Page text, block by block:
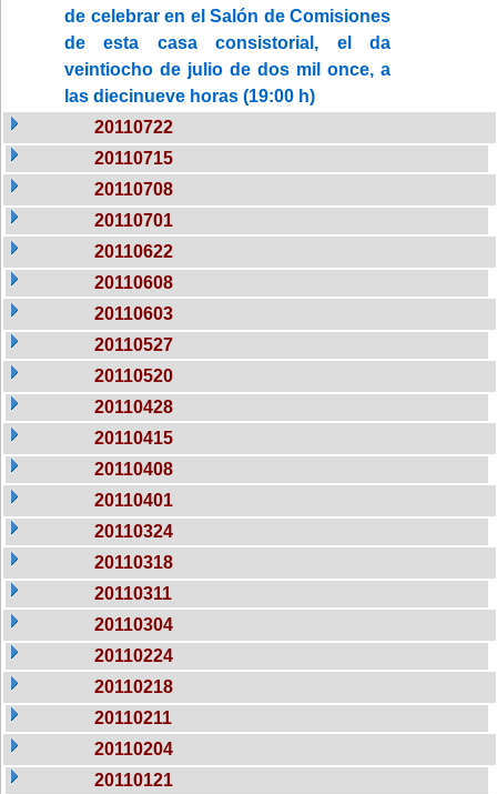
de celebrar en el Salón de Comisiones
de esta casa consistorial, el da
veintiocho de julio de dos mil once, a
las diecinueve horas (19:00 h)
20110722
20110715
20110708
20110701
20110622
20110608
20110603
20110527
20110520
20110428
20110415
20110408
20110401
20110324
20110318
20110311
20110304
20110224
20110218
20110211
20110204
20110121